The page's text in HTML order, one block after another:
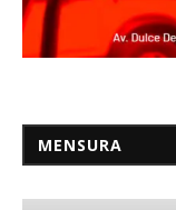
MENSURA